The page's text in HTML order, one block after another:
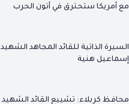
مع أمريكا ستحترق في أتون الحرب
السيرة الذاتية للقائد المجاهد الشهيد
إسماعيل هنية
محافظ كربلاء: تشييع القائد الشهيد